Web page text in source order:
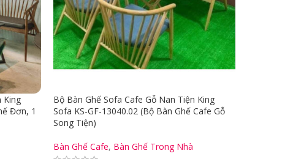
King
Đơn, 1
Bộ Bàn Ghế Sofa Cafe Gỗ Nan Tiện King
Sofa KS-GF-13040.02 (Bộ Bàn Ghế Cafe Gỗ
Song Tiện)
Bàn Ghế Cafe, Bàn Ghế Trong Nhà